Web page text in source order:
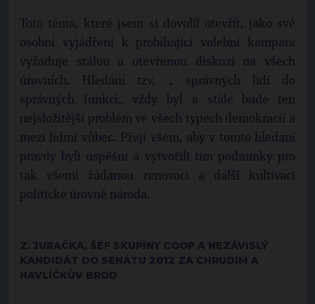
Toto téma, které jsem si dovolil otevřít, jako své
osobní vyjádření k probíhající volební kampani
vyžaduje stálou a otevřenou diskuzi na všech
úrovních. Hledání tzv. „ správných lidí do
správných funkcí„ vždy byl a stále bude ten
nejsložitější problém ve všech typech demokracií a
mezi lidmi vůbec. Přeji všem, aby v tomto hledání
pravdy byli úspěšní a vytvořili tím podmínky pro
tak všemi žádanou renovaci a další kultivaci
politické úrovně národa.
Z. JURAČKA, ŠÉF SKUPINY COOP A NEZÁVISLÝ
KANDIDÁT DO SENÁTU 2012 ZA CHRUDIM A
HAVLÍČKŮV BROD